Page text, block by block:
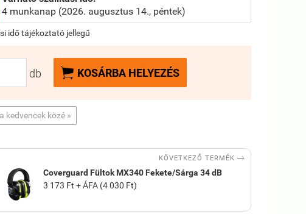
4 munkanap (2026. augusztus 14., péntek)
idő tájékoztató jellegű
db  KOSÁRBA HELYEZÉS
kedvencek közé »
KÖVETKEZŐ TERMÉK 
Coverguard Fültok MX340 Fekete/Sárga 34 dB
3 173 Ft + ÁFA (4 030 Ft)